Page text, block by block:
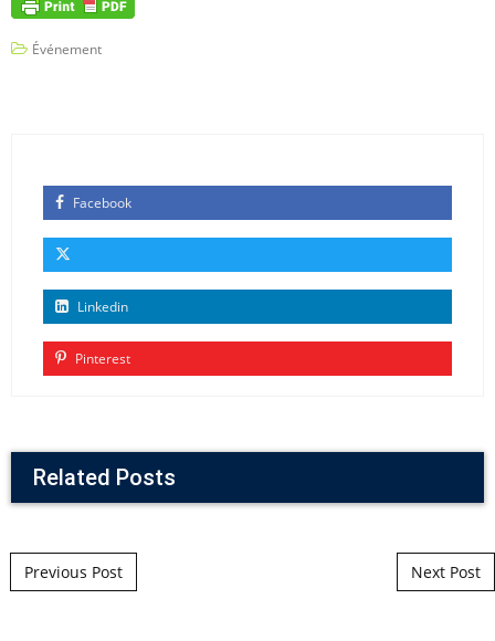
Événement
Facebook
Linkedin
Pinterest
Related Posts
Post navigation
Previous Post Next Post